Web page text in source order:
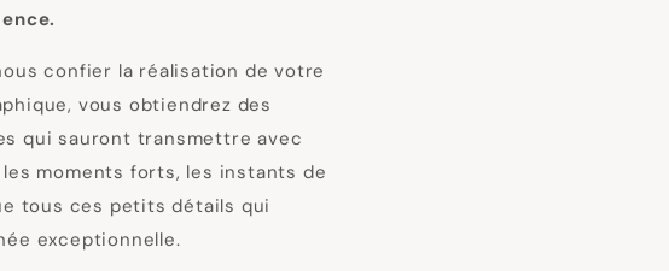
confier la réalisation de votre
vous obtiendrez des
qui sauront transmettre avec
moments forts, les instants de
tous ces petits détails qui
exceptionnelle.